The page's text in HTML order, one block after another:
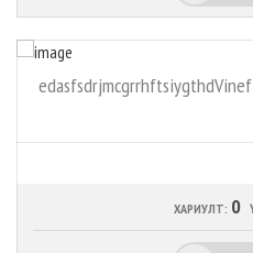
ХАРИУЛТ: 0